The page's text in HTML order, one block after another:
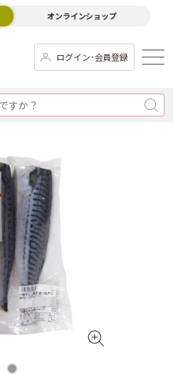
オンラインショップ
ログイン･会員登録